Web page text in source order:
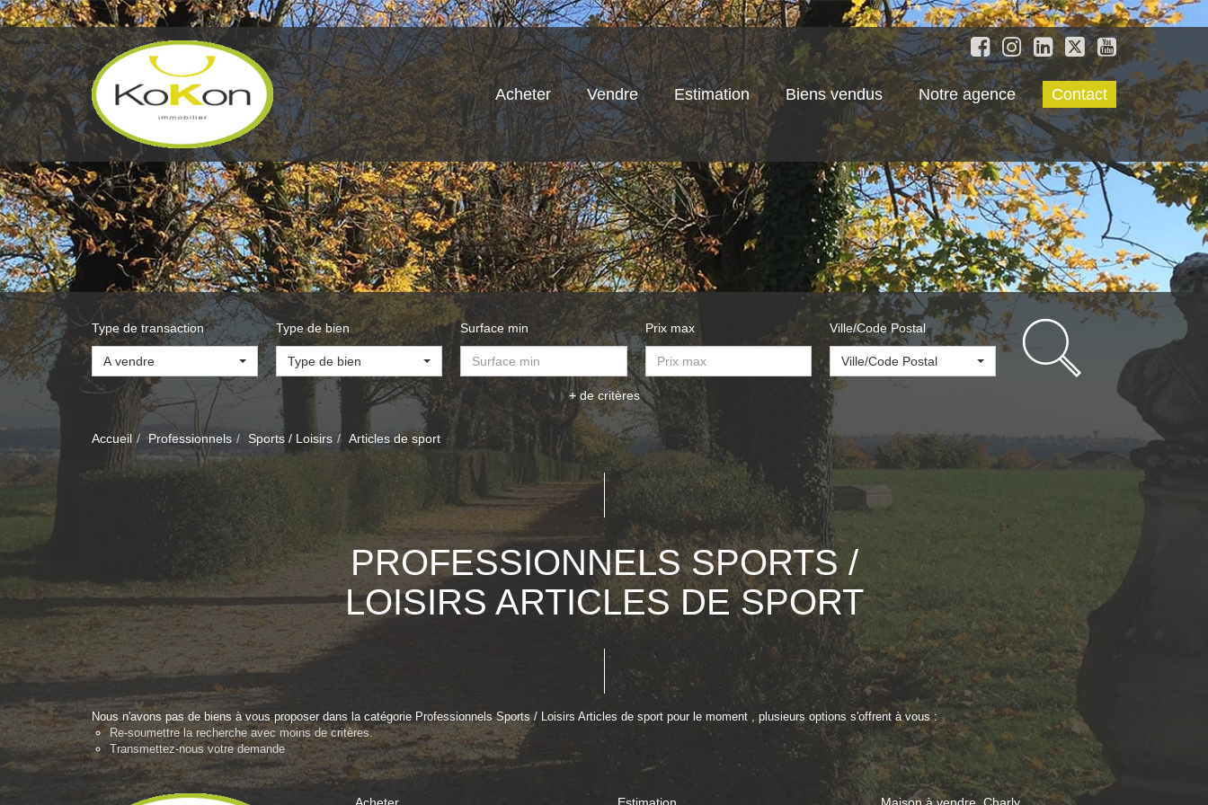
Acheter Vendre Estimation Biens vendus Notre agence Contact
Type de transaction
A vendre
Type de bien
Type de bien
Surface min Prix max Ville/Code Postal
Ville/Code Postal
+ de critères
Accueil Professionnels Sports / Loisirs Articles de sport
PROFESSIONNELS SPORTS /
LOISIRS ARTICLES DE SPORT
Nous n'avons pas de biens à vous proposer dans la catégorie Professionnels Sports / Loisirs Articles de sport pour le moment , plusieurs options s'offrent à vous :
Re-soumettre la recherche avec moins de critères.
Transmettez-nous votre demande